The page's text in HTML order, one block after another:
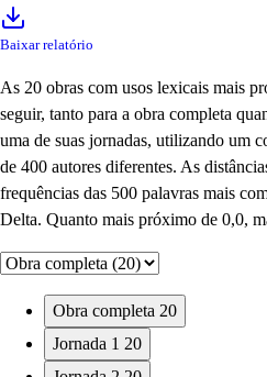
Baixar relatório
As 20 obras com usos lexicais mais
seguir, tanto para a obra completa
uma de suas jornadas, utilizando um
de 400 autores diferentes. As
frequências das 500 palavras mais
Delta. Quanto mais próximo de 0,0,
Obra completa 20
Jornada 1 20